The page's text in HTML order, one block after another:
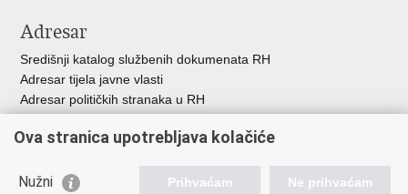
Adresar
Središnji katalog službenih dokumenata RH
Adresar tijela javne vlasti
Adresar političkih stranaka u RH
Besplatni telefoni javne uprave
Ova stranica upotrebljava kolačiće
Nužni Prihvaćam Ne prihvaćam